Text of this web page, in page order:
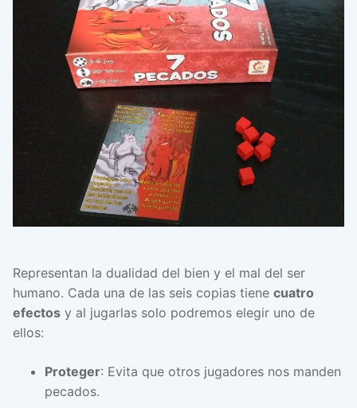
Representan la dualidad del bien y el mal del ser
humano. Cada una de las seis copias tiene cuatro
efectos y al jugarlas solo podremos elegir uno de
ellos:
Proteger: Evita que otros jugadores nos manden
pecados.